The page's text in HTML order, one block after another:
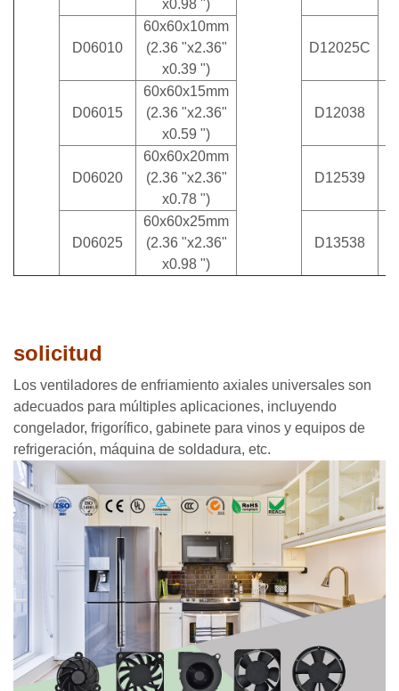
x0.98 ")
D06010
60x60x10mm
(2.36 "x2.36"
x0.39 ")
D12025C
D06015
60x60x15mm
(2.36 "x2.36"
x0.59 ")
D12038
D06020
60x60x20mm
(2.36 "x2.36"
x0.78 ")
D12539
D06025
60x60x25mm
(2.36 "x2.36"
x0.98 ")
D13538
solicitud
Los ventiladores de enfriamiento axiales universales son
adecuados para múltiples aplicaciones, incluyendo
congelador, frigorífico, gabinete para vinos y equipos de
refrigeración, máquina de soldadura, etc.